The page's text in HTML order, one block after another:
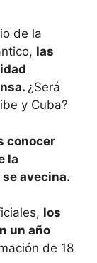
de la
las
¿Será
y Cuba?
conocer
la
avecina.
los
un año
de 18